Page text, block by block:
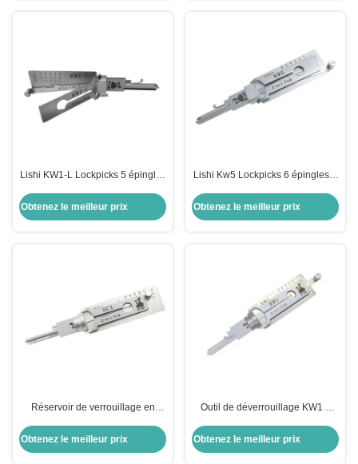
Lishi KW1-L Lockpicks 5 épingles
Obtenez le meilleur prix
Lishi Kw5 Lockpicks 6 épingles 2
verrouillage de pick Kwikset
Obtenez le meilleur prix
Réservoir de verrouillage en
Obtenez le meilleur prix
Outil de déverrouillage KW1 5
Obtenez le meilleur prix